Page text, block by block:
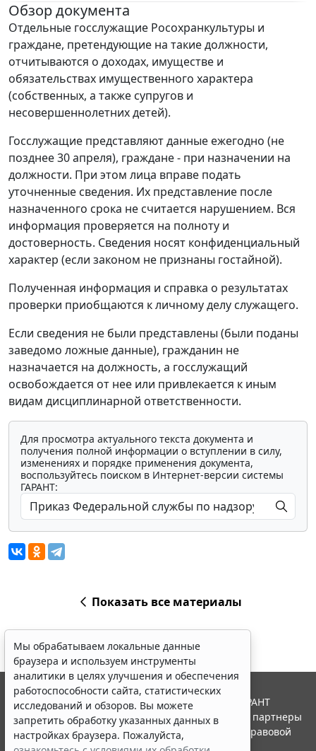
Обзор документа
Отдельные госслужащие Росохранкультуры и
граждане, претендующие на такие должности,
отчитываются о доходах, имуществе и
обязательствах имущественного характера
(собственных, а также супругов и
несовершеннолетних детей).
Госслужащие представляют данные ежегодно (не
позднее 30 апреля), граждане - при назначении на
должности. При этом лица вправе подать
уточненные сведения. Их представление после
назначенного срока не считается нарушением. Вся
информация проверяется на полноту и
достоверность. Сведения носят конфиденциальный
характер (если законом не признаны гостайной).
Полученная информация и справка о результатах
проверки приобщаются к личному делу служащего.
Если сведения не были представлены (были поданы
заведомо ложные данные), гражданин не
назначается на должность, а госслужащий
освобождается от нее или привлекается к иным
видам дисциплинарной ответственности.
Для просмотра актуального текста документа и
получения полной информации о вступлении в силу,
изменениях и порядке применения документа,
воспользуйтесь поиском в Интернет-версии системы
ГАРАНТ:
Показать все материалы
Мы обрабатываем локальные данные
браузера и используем инструменты
аналитики в целях улучшения и обеспечения
работоспособности сайта, статистических
исследований и обзоров. Вы можете
запретить обработку указанных данных в
настройках браузера. Пожалуйста,
© ООО "НПП "ГАРАНТ-СЕРВИС", 2026. Система ГАРАНТ
выпускается с 1990 года. Компания "Гарант" и ее партнеры
являются участниками Российской ассоциации правовой
информации ГАРАНТ.